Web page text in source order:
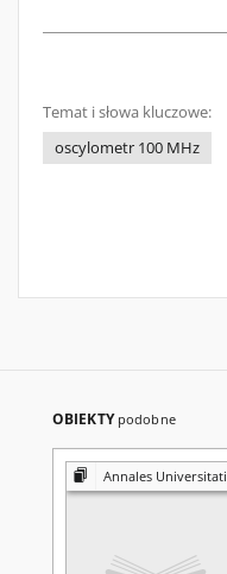
Temat i słowa kluczowe:
oscylometr 100 MHz
OBIEKTY podobne
Annales Universitatis Mariae Curie-Skłodowska. Sectio AA, Physica et Chemia